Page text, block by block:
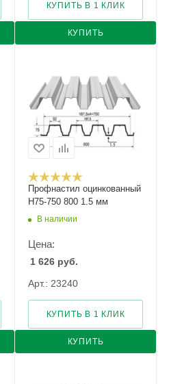
КУПИТЬ
КУПИТЬ В 1 КЛИК
Профнастил оцинкованный
Н75-750 800 1.5 мм
В наличии
Цена:
1 626 руб.
Арт.: 23240
КУПИТЬ
КУПИТЬ В 1 КЛИК